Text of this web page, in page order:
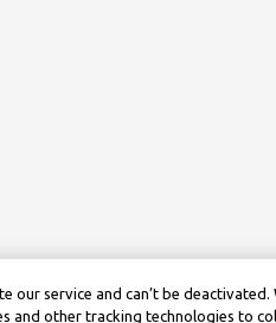
our service and can’t be deactivated.
and other tracking technologies to